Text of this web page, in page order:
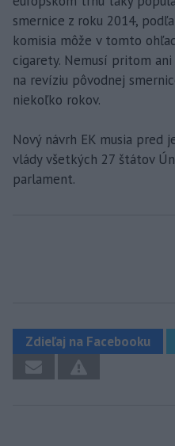
smernice z roku 2014,
komisia môže v tomto
cigarety. Nemusí pritom
na revíziu pôvodnej
niekoľko rokov.
Nový návrh EK musia pred
vlády všetkých 27 štátov
parlament.
Zdieľaj na Facebooku